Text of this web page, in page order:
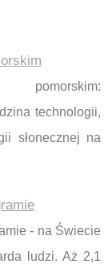
pomorskim:
technologii,
słonecznej na
- na Świecie
ludzi. Aż 2,1